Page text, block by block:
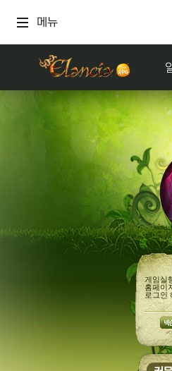
메뉴
게임실
홈페이
로그인